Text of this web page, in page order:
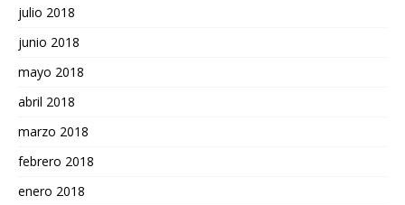
julio 2018
junio 2018
mayo 2018
abril 2018
marzo 2018
febrero 2018
enero 2018